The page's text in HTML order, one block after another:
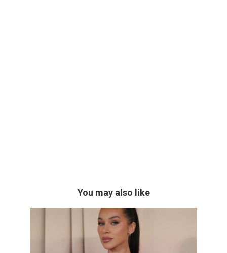
You may also like